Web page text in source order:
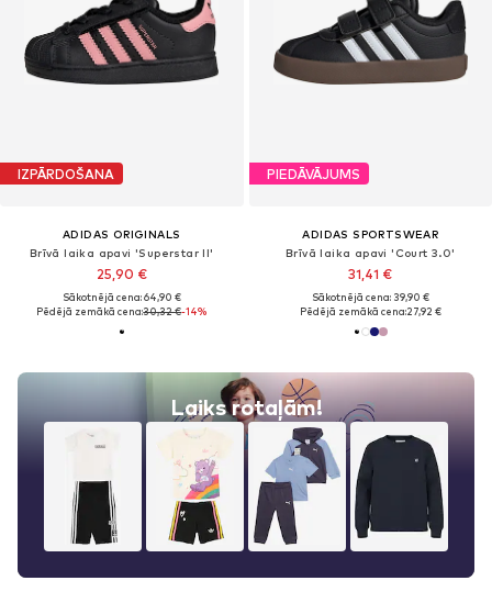
IZPĀRDOŠANA
ADIDAS ORIGINALS
Brīvā laika apavi 'Superstar II'
25,90 €
Sākotnējā cena: 64,90 €
Pēdējā zemākā cena:30,32 €-14%
PIEDĀVĀJUMS
ADIDAS SPORTSWEAR
Brīvā laika apavi 'Court 3.0'
31,41 €
Sākotnējā cena: 39,90 €
Pēdējā zemākā cena:27,92 €
Laiks rotaļām!